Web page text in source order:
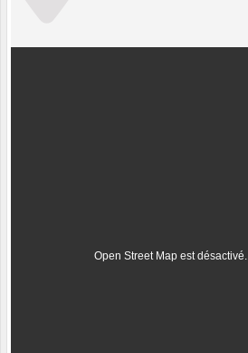
Open Street Map est désactivé.